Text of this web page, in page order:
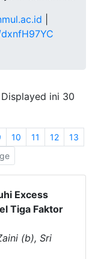
ini 30
10 11 12
13
Excess
Tiga Faktor
(b), Sri